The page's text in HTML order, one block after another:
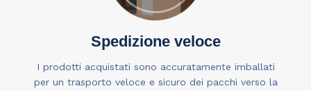
Spedizione veloce
I prodotti acquistati sono accuratamente imballati
per un trasporto veloce e sicuro dei pacchi verso la